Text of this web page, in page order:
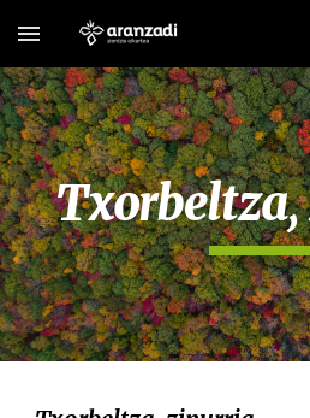
Skip to main content